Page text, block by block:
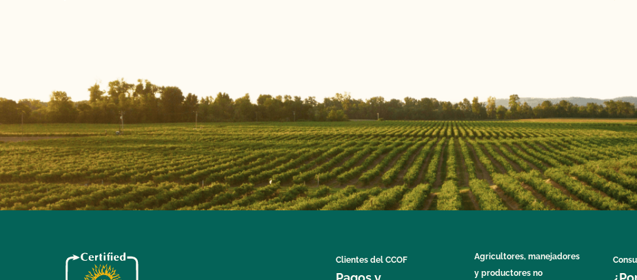
Clientes del CCOF
Agricultores, manejadores
y productores no